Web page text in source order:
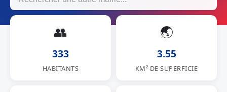
👥
333
HABITANTS
🌏
3.55
KM² DE SUPERFICIE